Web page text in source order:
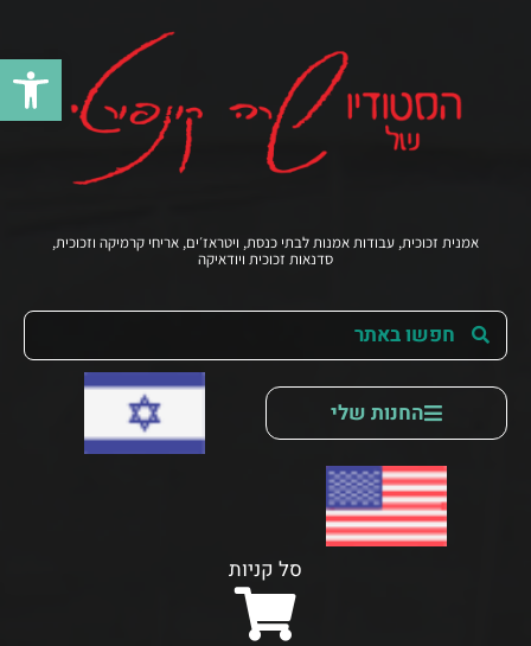
פתח
אמנית זכוכית, עבודות אמנות לבתי כנסת, ויטראז׳ים, אריחי קרמיקה וזכוכית,
סדנאות זכוכית ויודאיקה
החנות שלי
סל קניות